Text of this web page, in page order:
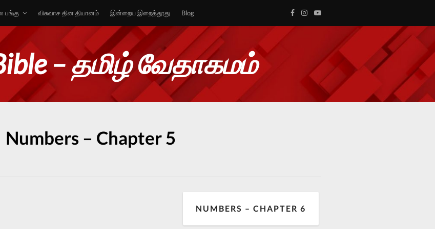
பங்கு விசுவாச தின தியானம் இன்றைய இறைத்தூது Blog
– தமிழ் வேதாகமம்
Numbers – Chapter 5
NUMBERS – CHAPTER 6